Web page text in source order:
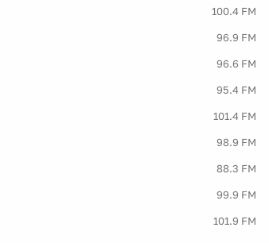
100.4 FM
96.9 FM
96.6 FM
95.4 FM
101.4 FM
98.9 FM
88.3 FM
99.9 FM
101.9 FM